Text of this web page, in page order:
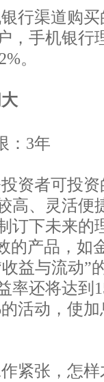
行渠道购
，手机银行
。
：3年
资者可投
高、灵活便
订下未来的
的产品，如
益与流动”
率还将达到
活动，使
紧张，怎